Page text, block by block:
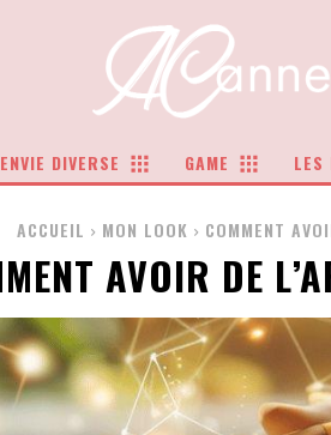
ENVIE DIVERSE GAME LES
ACCUEIL MON LOOK COMMENT
AVOIR DE